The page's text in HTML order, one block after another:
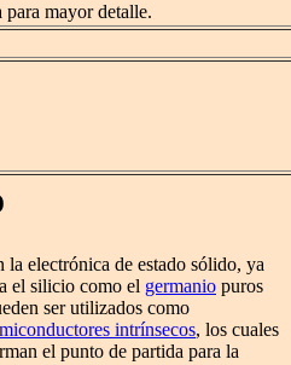
mayor detalle.
la electrónica de estado sólido, ya
el silicio como el germanio puros
ser utilizados como
intrínsecos, los cuales
el punto de partida para la